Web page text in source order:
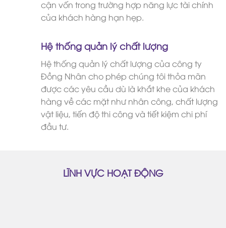
cận vốn trong trường hợp năng lực tài chính
của khách hàng hạn hẹp.
Hệ thống quản lý chất lượng
Hệ thống quản lý chất lượng của công ty
Đồng Nhân cho phép chúng tôi thỏa mãn
được các yêu cầu dù là khắt khe của khách
hàng về các mặt như nhân công, chất lượng
vật liệu, tiến độ thi công và tiết kiệm chi phí
đầu tư.
LĨNH VỰC HOẠT ĐỘNG